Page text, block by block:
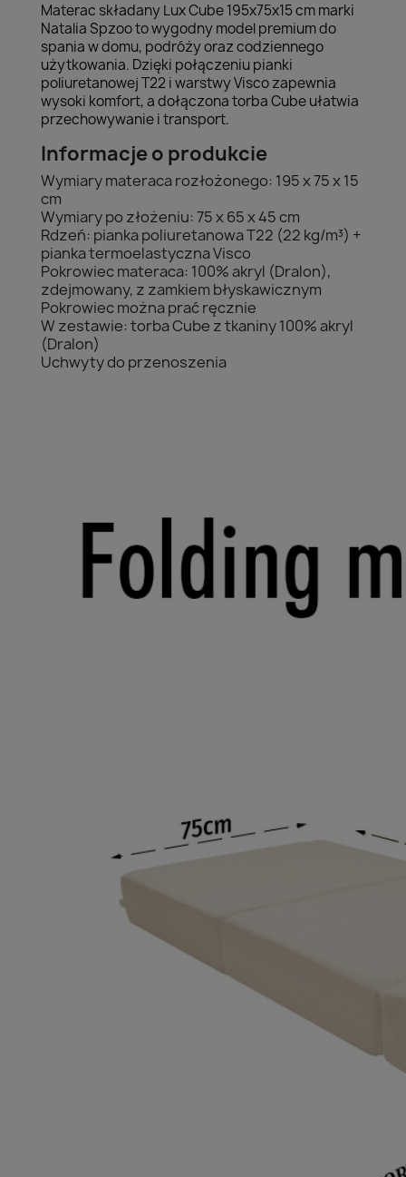
Materac składany Lux Cube 195x75x15 cm marki
Natalia Spzoo to wygodny model premium do
spania w domu, podróży oraz codziennego
użytkowania. Dzięki połączeniu pianki
poliuretanowej T22 i warstwy Visco zapewnia
wysoki komfort, a dołączona torba Cube ułatwia
przechowywanie i transport.
Informacje o produkcie
Wymiary materaca rozłożonego: 195 x 75 x 15
cm
Wymiary po złożeniu: 75 x 65 x 45 cm
Rdzeń: pianka poliuretanowa T22 (22 kg/m³) +
pianka termoelastyczna Visco
Pokrowiec materaca: 100% akryl (Dralon),
zdejmowany, z zamkiem błyskawicznym
Pokrowiec można prać ręcznie
W zestawie: torba Cube z tkaniny 100% akryl
(Dralon)
Uchwyty do przenoszenia